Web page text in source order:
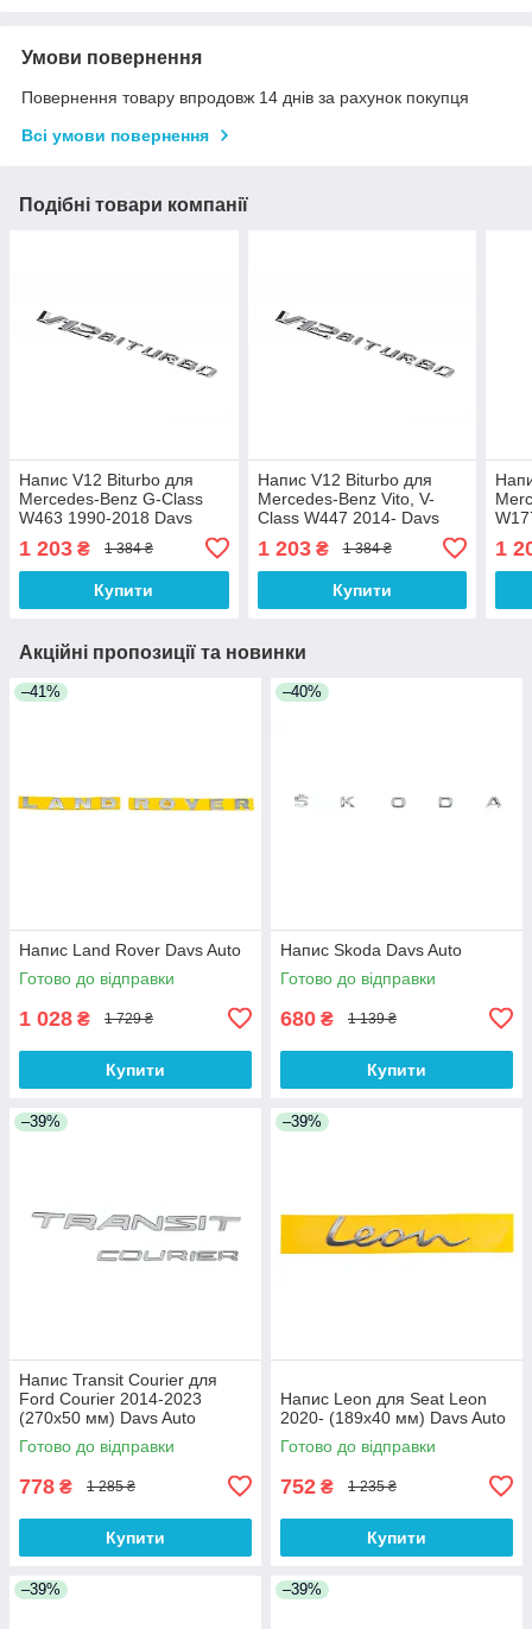
Умови повернення
Повернення товару впродовж 14 днів за рахунок покупця
Всі умови повернення
Подібні товари компанії
Напис V12 Biturbo для
Mercedes-Benz G-Class
W463 1990-2018 Davs
1 203 ₴ 1 384 ₴
Купити
Напис V12 Biturbo для
Mercedes-Benz Vito, V-
Class W447 2014- Davs
1 203₴ 1 384 ₴
Купити
1
Акційні пропозиції та новинки
–41%
Напис Land Rover Davs Auto
Готово до відправки
1 028 ₴ 1 729 ₴
Купити
–40%
Напис Skoda Davs Auto
Готово до відправки
680 ₴ 1 139 ₴
Купити
–39%
Напис Transit Courier для
Ford Courier 2014-2023
(270х50 мм) Davs Auto
Готово до відправки
778 ₴ 1 285 ₴
Купити
–39%
Напис Leon для Seat Leon
2020- (189х40 мм) Davs Auto
Готово до відправки
752 ₴ 1 235 ₴
Купити
–39% –39%